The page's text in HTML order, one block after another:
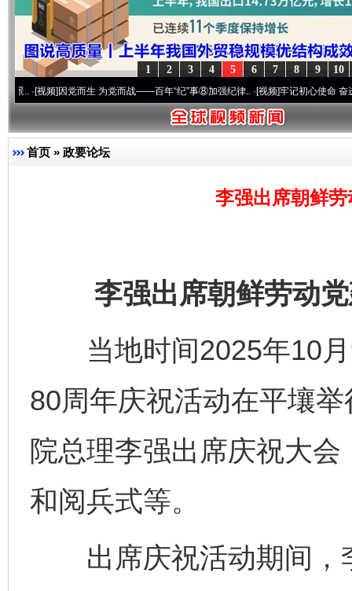
10
9
8
7
6
5
4
3
2
1
因党而生 为党而战——百年“纪”事⑧加强纪律..·[视频]牢记初心使命 奋进复兴征程
首页 » 政要论坛
李强出席朝鲜
李强出席朝鲜劳动党
当地时间2025年10月
80周年庆祝活动在平壤
院总理李强出席庆祝大
和阅兵式等。
出席庆祝活动期间，